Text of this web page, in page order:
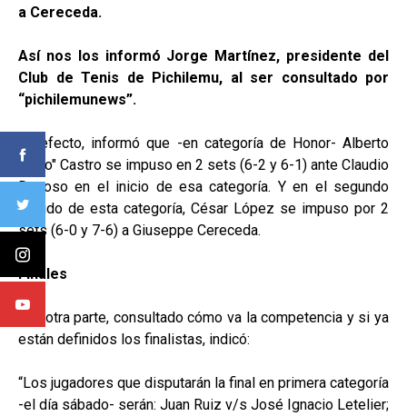
a Cereceda.
Así nos los informó Jorge Martínez, presidente del
Club de Tenis de Pichilemu, al ser consultado por
“pichilemunews”.
En efecto, informó que -en categoría de Honor- Alberto
"Beto" Castro se impuso en 2 sets (6-2 y 6-1) ante Claudio
Donoso en el inicio de esa categoría. Y en el segundo
partido de esta categoría, César López se impuso por 2
sets (6-0 y 7-6) a Giuseppe Cereceda.
Finales
Por otra parte, consultado cómo va la competencia y si ya
están definidos los finalistas, indicó:
“Los jugadores que disputarán la final en primera categoría
-el día sábado- serán: Juan Ruiz v/s José Ignacio Letelier;